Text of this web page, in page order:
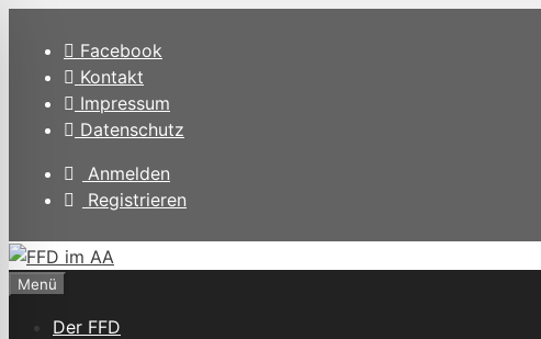
Inhalt
springen
Facebook
Kontakt
Impressum
Datenschutz
Anmelden
Registrieren
Menü
Der FFD